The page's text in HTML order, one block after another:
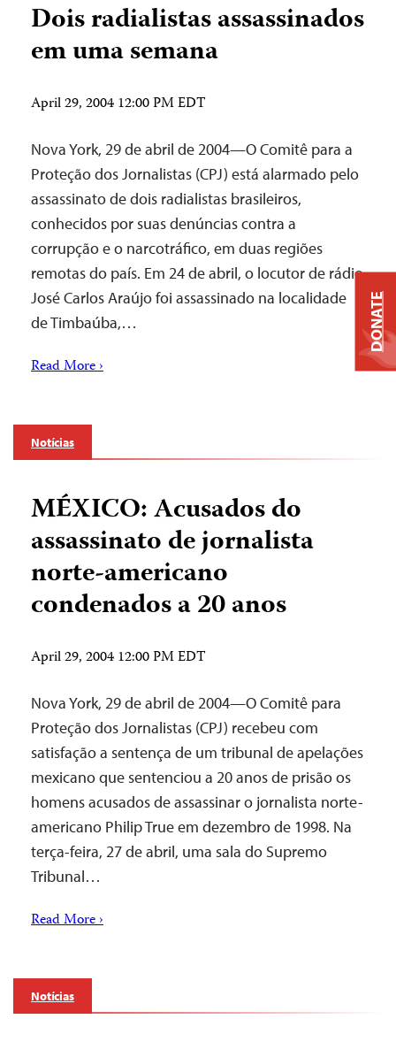
Dois radialistas assassinados
em uma semana
April 29, 2004 12:00 PM EDT
Nova York, 29 de abril de 2004—O Comitê para a
Proteção dos Jornalistas (CPJ) está alarmado pelo
assassinato de dois radialistas brasileiros,
conhecidos por suas denúncias contra a
corrupção e o narcotráfico, em duas regiões
remotas do país. Em 24 de abril, o locutor de rádio
José Carlos Araújo foi assassinado na localidade
de Timbaúba,…
Read More ›
Notícias
MÉXICO: Acusados do
assassinato de jornalista
norte-americano
condenados a 20 anos
April 29, 2004 12:00 PM EDT
Nova York, 29 de abril de 2004—O Comitê para
Proteção dos Jornalistas (CPJ) recebeu com
satisfação a sentença de um tribunal de apelações
mexicano que sentenciou a 20 anos de prisão os
homens acusados de assassinar o jornalista norte-
americano Philip True em dezembro de 1998. Na
terça-feira, 27 de abril, uma sala do Supremo
Tribunal…
Read More ›
Notícias
DONATE